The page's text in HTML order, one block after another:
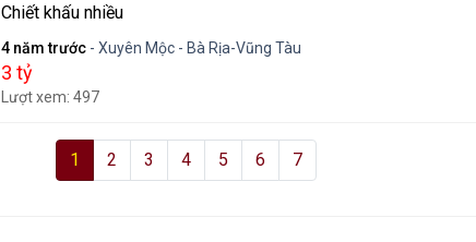
Chiết khấu nhiều
4 năm trước - Xuyên Mộc - Bà Rịa-Vũng Tàu
3 tỷ
Lượt xem: 497
1 2 3 4 5 6 7